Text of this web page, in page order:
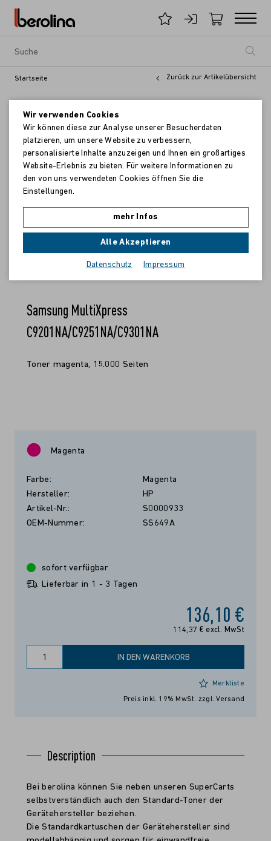
Startseite Zurück zur Artikelübersicht
Samsung MultiXpress
C9201NA/C9251NA/C9301NA
Toner magenta, 15.000 Seiten
Magenta
Farbe:
Magenta
Hersteller:
HP
Artikel-Nr.:
S0000933
OEM-Nummer:
SS649A
136,10 €
114,37 € excl. MwSt
sofort verfügbar
Lieferbar in 1 - 3 Tagen
IN DEN WARENKORB
Merkliste
Preis inkl. 19% MwSt. zzgl. Versand
Description
Bei berolina können Sie neben unseren SuperCarts
selbstverständlich auch den Standard-Toner der
Gerätehersteller beziehen.
Die Standardkartuschen der Gerätehersteller sind
Wir verwenden Cookies
Wir können diese zur Analyse unserer Besucherdaten
platzieren, um unsere Website zu verbessern,
personalisierte Inhalte anzuzeigen und Ihnen ein großartiges
Website-Erlebnis zu bieten. Für weitere Informationen zu
den von uns verwendeten Cookies öffnen Sie die
Einstellungen.
mehr Infos
Alle Akzeptieren
Datenschutz Impressum